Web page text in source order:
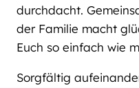
durchdacht.
der Familie macht
Euch so einfach wie
Sorgfältig